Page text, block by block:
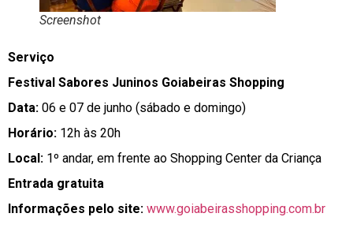
Screenshot
Serviço
Festival Sabores Juninos Goiabeiras Shopping
Data: 06 e 07 de junho (sábado e domingo)
Horário: 12h às 20h
Local: 1º andar, em frente ao Shopping Center da Criança
Entrada gratuita
Informações pelo site: www.goiabeirasshopping.com.br